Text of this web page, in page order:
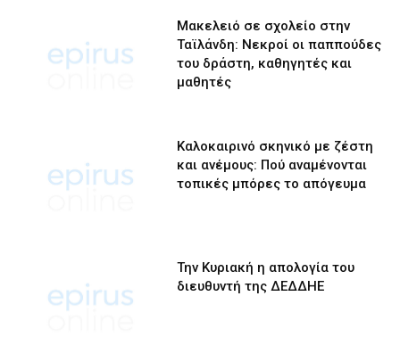
Μακελειό σε σχολείο στην
Ταϊλάνδη: Νεκροί οι παππούδες
του δράστη, καθηγητές και
μαθητές
Καλοκαιρινό σκηνικό με ζέστη
και ανέμους: Πού αναμένονται
τοπικές μπόρες το απόγευμα
Την Κυριακή η απολογία του
διευθυντή της ΔΕΔΔΗΕ